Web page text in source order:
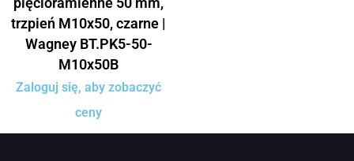
trzpień M10x50, czarne |
Wagney BT.PK5-50-
M10x50B
Zaloguj się, aby zobaczyć
ceny